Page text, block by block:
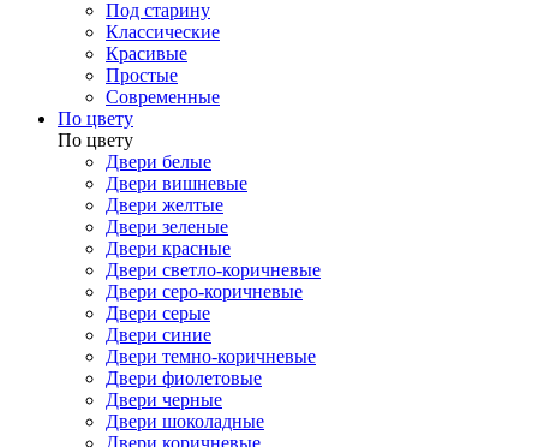
Под старину
Классические
Красивые
Простые
Современные
По цвету
По цвету
Двери белые
Двери вишневые
Двери желтые
Двери зеленые
Двери красные
Двери светло-коричневые
Двери серо-коричневые
Двери серые
Двери синие
Двери темно-коричневые
Двери фиолетовые
Двери черные
Двери шоколадные